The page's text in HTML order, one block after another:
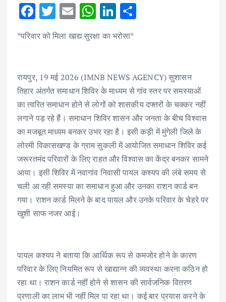
F
ac
e
o
o
k
T
w
it
r
E
ai
W
at
A
p
p
Li
n
k
dI
n
*परिवार को मिला खाद्य सुरक्षा का भरोसा*
रायपुर, 19 मई 2026 (IMNB NEWS AGENCY) सुशासन
तिहार अंतर्गत समाधान शिविर के माध्यम से गांव स्तर पर समस्याओं
का त्वरित समाधान होने से लोगों को शासकीय दफ्तरों के चक्कर नहीं
लगाने पड़ रहे हैं। समाधान शिविर शासन और जनता के बीच विश्वास
का मजबूत माध्यम बनकर उभर रहा है। इसी कड़ी में मुंगेली जिले के
लोरमी विकासखण्ड के ग्राम सुकली में आयोजित समाधान शिविर कई
जरूरतमंद परिवारों के लिए राहत और विश्वास का केंद्र बनकर सामने
आया। इसी शिविर में नवागांव निवासी पायल कश्यप की लंबे समय से
चली आ रही समस्या का समाधान हुआ और उनका राशन कार्ड बन
गया। राशन कार्ड मिलने के बाद पायल और उनके परिवार के चेहरे पर
खुशी साफ नजर आई।
पायल कश्यप ने बताया कि आर्थिक रूप से कमजोर होने के कारण
परिवार के लिए नियमित रूप से खाद्यान्न की व्यवस्था करना कठिन हो
रहा था। राशन कार्ड नहीं होने से शासन की सार्वजनिक वितरण
प्रणाली का लाभ भी नहीं मिल पा रहा था। कई बार प्रयास करने के